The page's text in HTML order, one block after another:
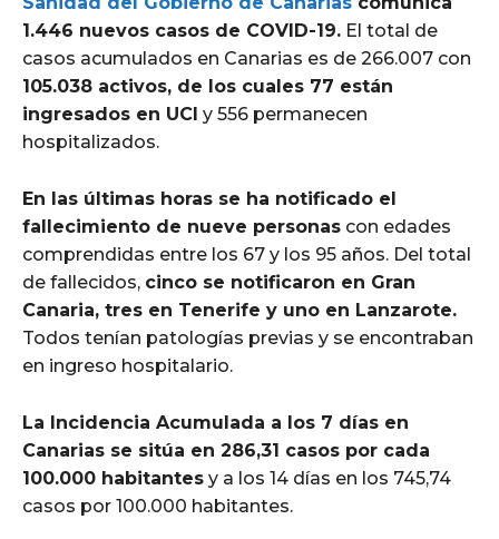
1.446 nuevos casos de COVID-19. El total de
casos acumulados en Canarias es de 266.007 con
105.038 activos, de los cuales 77 están
ingresados en UCI y 556 permanecen
hospitalizados.
En las últimas horas se ha notificado el
fallecimiento de nueve personas con edades
comprendidas entre los 67 y los 95 años. Del total
de fallecidos, cinco se notificaron en Gran
Canaria, tres en Tenerife y uno en Lanzarote.
Todos tenían patologías previas y se encontraban
en ingreso hospitalario.
La Incidencia Acumulada a los 7 días en
Canarias se sitúa en 286,31 casos por cada
100.000 habitantes y a los 14 días en los 745,74
casos por 100.000 habitantes.